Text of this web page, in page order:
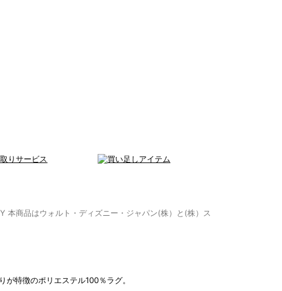
本商品はウォルト・ディズニー・ジャパン(株）と(株）ス
が特徴のポリエステル100％ラグ。